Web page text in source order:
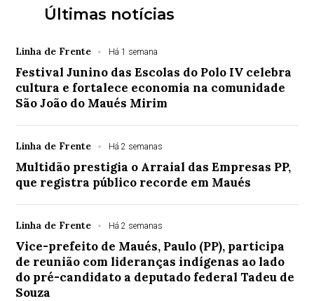
Últimas notícias
Linha de Frente Há 1 semana
Festival Junino das Escolas do Polo IV celebra
cultura e fortalece economia na comunidade
São João do Maués Mirim
Linha de Frente Há 2 semanas
Multidão prestigia o Arraial das Empresas PP,
que registra público recorde em Maués
Linha de Frente Há 2 semanas
Vice-prefeito de Maués, Paulo (PP), participa
de reunião com lideranças indígenas ao lado
do pré-candidato a deputado federal Tadeu de
Souza